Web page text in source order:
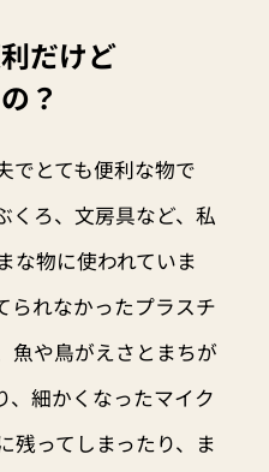
だけど
？
でとても便利な物で
くろ、文房具など、私
な物に使われていま
られなかったプラスチ
魚や鳥がえさとまちが
、細かくなったマイク
残ってしまったり、ま